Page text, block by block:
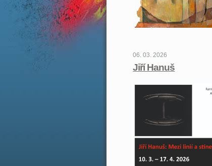
06. 03. 2026
Jiří Hanuš